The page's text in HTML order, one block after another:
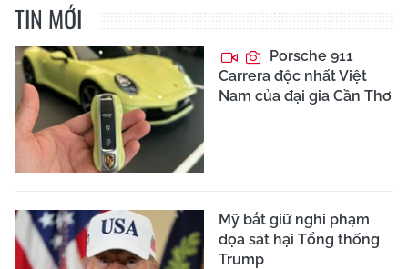
TIN MỚI
Porsche 911
Carrera độc nhất Việt
Nam của đại gia Cần Thơ
Mỹ bắt giữ nghi phạm
dọa sát hại Tổng thống
Trump